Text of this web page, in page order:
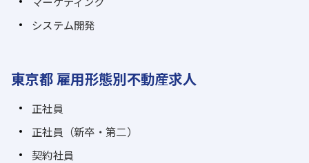
システム開発
東京都 雇用形態別不動産求人
正社員
正社員（新卒・第二）
契約社員